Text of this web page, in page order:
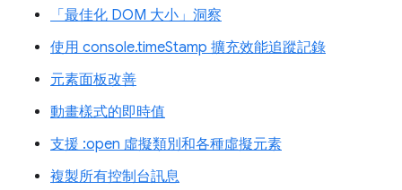
「最佳化 DOM 大小」洞察
使用 console.timeStamp 擴充效能追蹤記錄
元素面板改善
動畫樣式的即時值
支援 :open 虛擬類別和各種虛擬元素
複製所有控制台訊息